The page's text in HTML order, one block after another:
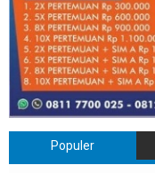
Populer